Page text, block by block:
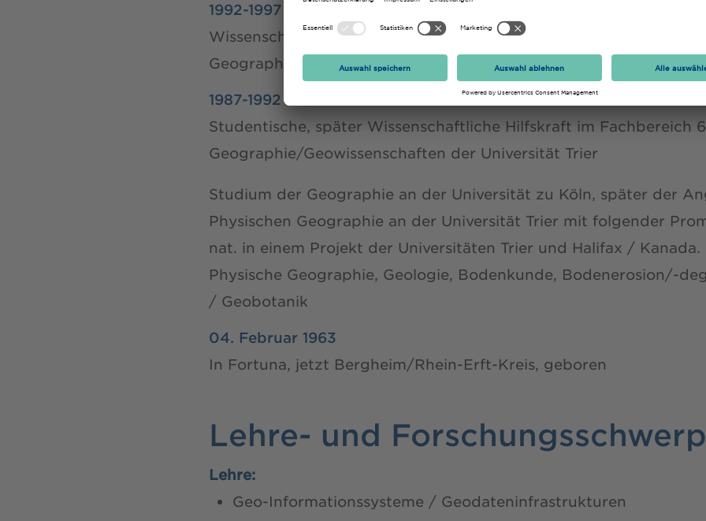
1992-1997
Wissenschaftlicher Mitarbeiter und Leiter der GIS-Laboratorien
Geographie/Geowissenschaften der Universität Trier
1987-1992
Studentische, später Wissenschaftliche Hilfskraft im Fachbereich 6
Geographie/Geowissenschaften der Universität Trier
Studium der Geographie an der Universität zu Köln, später der
Physischen Geographie an der Universität Trier mit folgender
nat. in einem Projekt der Universitäten Trier und Halifax / Kanada.
Physische Geographie, Geologie, Bodenkunde, Bodenerosion/-
/ Geobotanik
04. Februar 1963
In Fortuna, jetzt Bergheim/Rhein-Erft-Kreis, geboren
Lehre- und
Lehre:
Geo-Informationssysteme / Geodateninfrastrukturen